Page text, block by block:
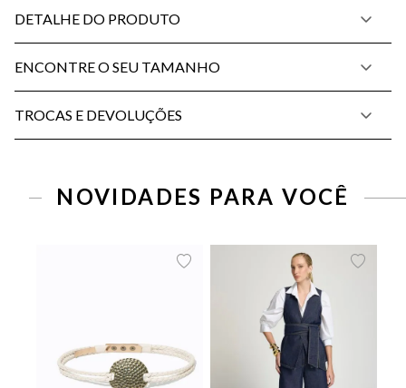
DETALHE DO PRODUTO
ENCONTRE O SEU TAMANHO
TROCAS E DEVOLUÇÕES
NOVIDADES PARA VOCÊ